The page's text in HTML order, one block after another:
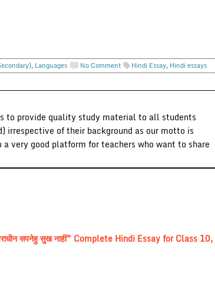
, Languages No Comment Hindi Essay, Hindi essays
to provide quality study material to all students
irrespective of their background as our motto is
very good platform for teachers who want to share
सपनेहु सुख नाहीं” Complete Hindi Essay for Class 10,